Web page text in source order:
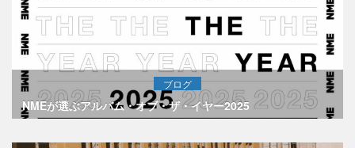
ブログ
NMEが選ぶアルバム・オブ・ザ・イヤー2025